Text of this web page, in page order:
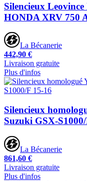
Silencieux
HONDA XRV 750
La Bécanerie
442,90 €
Livraison gratuite
Plus d'infos
Silencieux
Suzuki GSX-
La Bécanerie
861,60 €
Livraison gratuite
Plus d'infos